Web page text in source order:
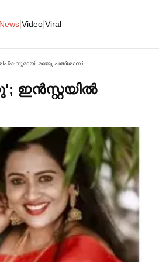
News Video Viral
മഞ്ജു പത്രോസ്
ഇന്‍സ്റ്റയില്‍‌